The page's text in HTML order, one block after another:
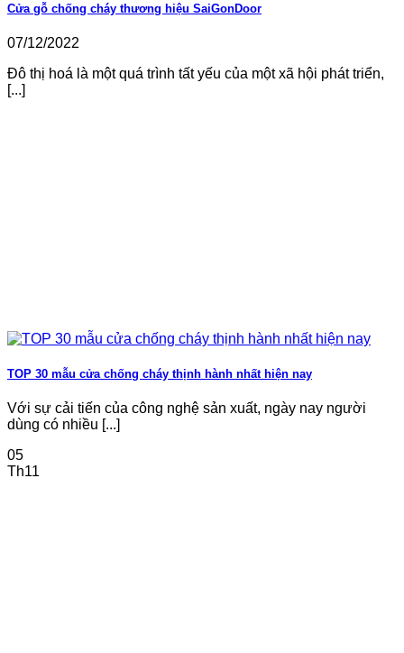
Cửa gỗ chống cháy thương hiệu SaiGonDoor
07/12/2022
Đô thị hoá là một quá trình tất yếu của một xã hội phát triển,
[...]
TOP 30 mẫu cửa chống cháy thịnh hành nhất hiện nay
Với sự cải tiến của công nghệ sản xuất, ngày nay người
dùng có nhiều [...]
05
Th11